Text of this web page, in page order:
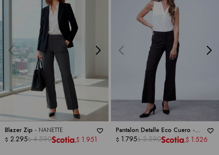
Blazer Zip - NANETTE
$ 2.295$ 4.590 $ 1.951
Pantalon Detalle Eco Cuero -
NANETTE
$ 1.795$ 3.590 $ 1.526